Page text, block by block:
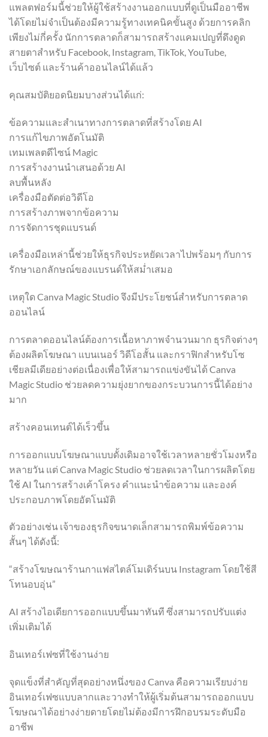
แพลตฟอร์มนี้ช่วยให้ผู้ใช้สร้างงานออกแบบที่ดูเป็นมืออาชีพ
ได้โดยไม่จำเป็นต้องมีความรู้ทางเทคนิคขั้นสูง ด้วยการคลิก
เพียงไม่กี่ครั้ง นักการตลาดก็สามารถสร้างแคมเปญที่ดึงดูด
สายตาสำหรับ Facebook, Instagram, TikTok, YouTube,
เว็บไซต์ และร้านค้าออนไลน์ได้แล้ว
คุณสมบัติยอดนิยมบางส่วนได้แก่:
ข้อความและสำเนาทางการตลาดที่สร้างโดย AI
การแก้ไขภาพอัตโนมัติ
เทมเพลตดีไซน์ Magic
การสร้างงานนำเสนอด้วย AI
ลบพื้นหลัง
เครื่องมือตัดต่อวิดีโอ
การสร้างภาพจากข้อความ
การจัดการชุดแบรนด์
เครื่องมือเหล่านี้ช่วยให้ธุรกิจประหยัดเวลาไปพร้อมๆ กับการ
รักษาเอกลักษณ์ของแบรนด์ให้สม่ำเสมอ
เหตุใด Canva Magic Studio จึงมีประโยชน์สำหรับการตลาด
ออนไลน์
การตลาดออนไลน์ต้องการเนื้อหาภาพจำนวนมาก ธุรกิจต่างๆ
ต้องผลิตโฆษณา แบนเนอร์ วิดีโอสั้น และกราฟิกสำหรับโซ
เชียลมีเดียอย่างต่อเนื่องเพื่อให้สามารถแข่งขันได้ Canva
Magic Studio ช่วยลดความยุ่งยากของกระบวนการนี้ได้อย่าง
มาก
สร้างคอนเทนต์ได้เร็วขึ้น
การออกแบบโฆษณาแบบดั้งเดิมอาจใช้เวลาหลายชั่วโมงหรือ
หลายวัน แต่ Canva Magic Studio ช่วยลดเวลาในการผลิตโดย
ใช้ AI ในการสร้างเค้าโครง คำแนะนำข้อความ และองค์
ประกอบภาพโดยอัตโนมัติ
ตัวอย่างเช่น เจ้าของธุรกิจขนาดเล็กสามารถพิมพ์ข้อความ
สั้นๆ ได้ดังนี้:
“สร้างโฆษณาร้านกาแฟสไตล์โมเดิร์นบน Instagram โดยใช้สี
โทนอบอุ่น”
AI สร้างไอเดียการออกแบบขึ้นมาทันที ซึ่งสามารถปรับแต่ง
เพิ่มเติมได้
อินเทอร์เฟซที่ใช้งานง่าย
จุดแข็งที่สำคัญที่สุดอย่างหนึ่งของ Canva คือความเรียบง่าย
อินเทอร์เฟซแบบลากและวางทำให้ผู้เริ่มต้นสามารถออกแบบ
โฆษณาได้อย่างง่ายดายโดยไม่ต้องมีการฝึกอบรมระดับมือ
อาชีพ